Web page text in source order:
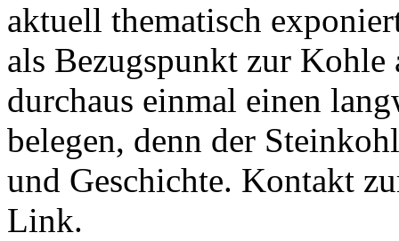
aktuell thematisch
als Bezugspunkt zur Kohle
durchaus einmal einen
belegen, denn der
und Geschichte. Kontakt
Link.